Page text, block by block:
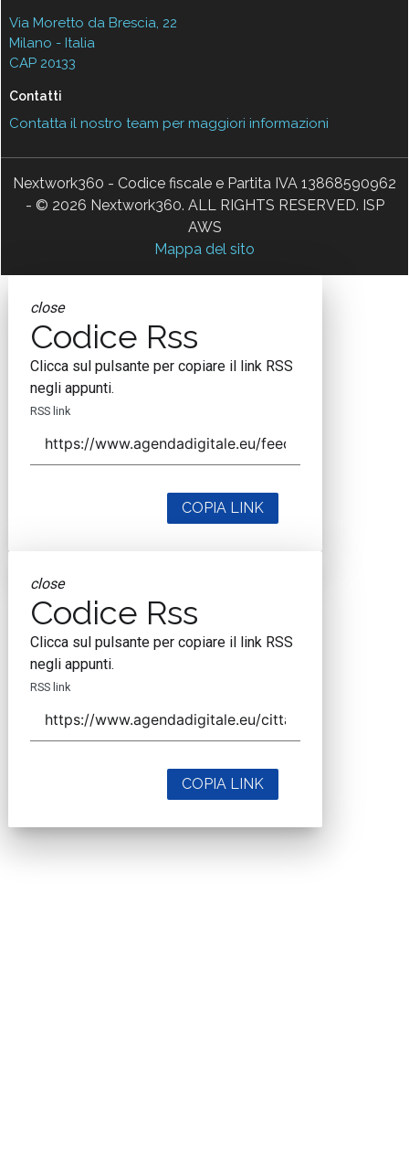
Via Moretto da Brescia, 22
Milano - Italia
CAP 20133
Contatti
Contatta il nostro team per maggiori informazioni
Nextwork360 - Codice fiscale e Partita IVA 13868590962
- © 2026 Nextwork360. ALL RIGHTS RESERVED. ISP
AWS
Mappa del sito
close
Codice Rss
Clicca sul pulsante per copiare il link RSS
negli appunti.
RSS link
COPIA LINK
close
Codice Rss
Clicca sul pulsante per copiare il link RSS
negli appunti.
RSS link
COPIA LINK